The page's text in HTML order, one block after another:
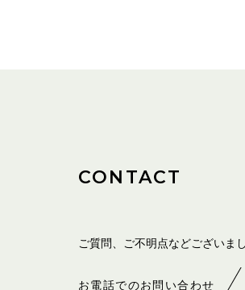
CONTACT
ご質問、ご不明点などございま
お電話でのお問い合わせ